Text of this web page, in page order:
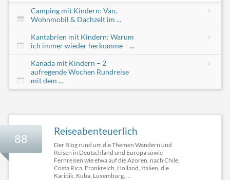
Camping mit Kindern: Van,
Wohnmobil & Dachzelt im ...
Kantabrien mit Kindern: Warum
ich immer wieder herkomme – ...
Kanada mit Kindern – 2
aufregende Wochen Rundreise
mit dem ...
88
Reiseabenteuerlich
Der Blog rund um die Themen Wandern und
Reisen in Deutschland und Europa sowie
Fernreisen wie etwa auf die Azoren, nach Chile,
Costa Rica, Frankreich, Holland, Italien, die
Karibik, Kuba, Luxemburg, ...